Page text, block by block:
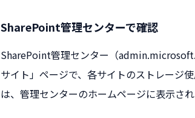
SharePoint管理センターで確認
SharePoint管理センター（
サイト」ページで、各サイトのストレージ
は、管理センターのホームページに表示され